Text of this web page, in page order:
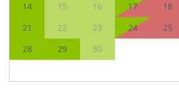
14
15 16 17 18
21
22 23 24 25
28
29 30